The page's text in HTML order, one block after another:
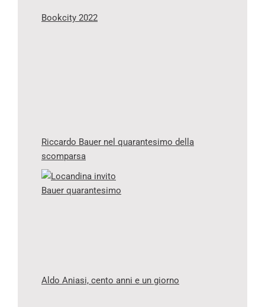
Bookcity 2022
Riccardo Bauer nel quarantesimo della
scomparsa
Aldo Aniasi, cento anni e un giorno